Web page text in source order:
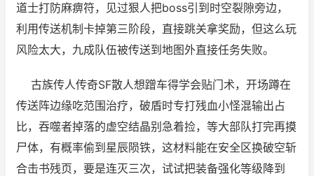
道士打防麻痹符，见过狠人把boss引到时空裂隙旁边，
利用传送机制卡掉第三阶段，直接跳关拿奖励，但这么玩
风险太大，九成队伍被传送到地图外直接任务失败。
古族传人传奇SF散人想蹭车得学会贴门术，开场蹲在
传送阵边缘吃范围治疗，破盾时专打残血小怪混输出占
比，吞噬者掉落的虚空结晶别急着捡，等大部队打完再摸
尸体，有概率偷到星辰陨铁，这材料能在安全区换破空斩
合击书残页，要是连灭三次，试试把装备强化等级降到